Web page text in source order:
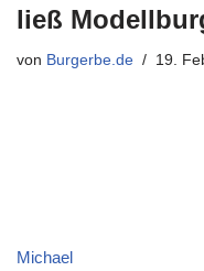
ließ
von Burgerbe.de 19.
Michael